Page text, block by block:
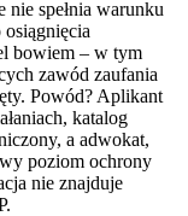
spełnia warunku
bowiem – w tym
zawód zaufania
Powód? Aplikant
katalog
a adwokat,
poziom ochrony
nie znajduje